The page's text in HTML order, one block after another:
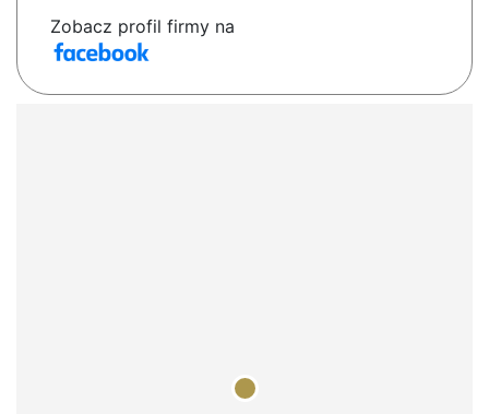
Zobacz profil firmy na